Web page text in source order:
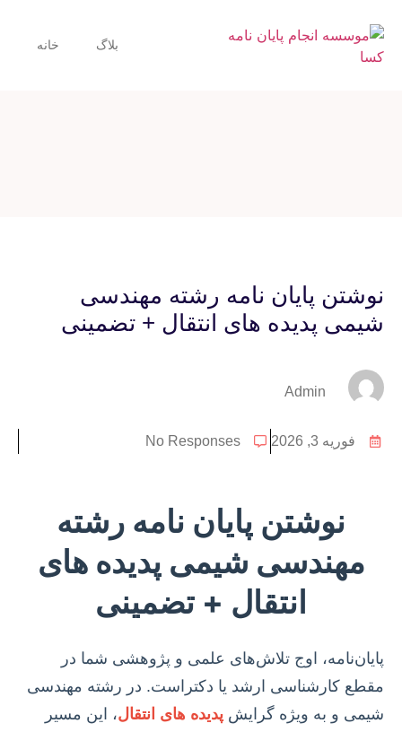
خانه بلاگ
نوشتن پایان نامه رشته مهندسی
شیمی پدیده های انتقال + تضمینی
Admin
فوریه 3, 2026 No Responses
نوشتن پایان نامه رشته
مهندسی شیمی پدیده های
انتقال + تضمینی
پایان‌نامه، اوج تلاش‌های علمی و پژوهشی شما در
مقطع کارشناسی ارشد یا دکتراست. در رشته مهندسی
شیمی و به ویژه گرایش پدیده های انتقال، این مسیر